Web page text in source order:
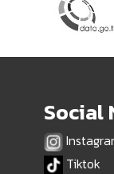
Social
Tiktok